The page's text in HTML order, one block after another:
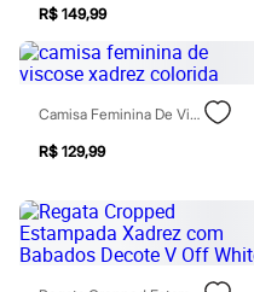
Acessórios
Bolsas
Bonés e Chapéus
Bijoux
Cintos
Óculos
Relógios
Calçados
Chinelos
Rasteirinhas
Sandálias
R$ 149,99
Camisa Feminina De Viscose Xadrez Colorida
R$ 129,99